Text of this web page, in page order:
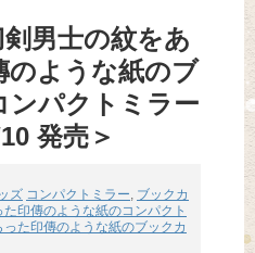
剣男士の紋をあ
ような紙のブ
ンパクトミラー
発売＞
ズ コンパクトミラー, ブックカ
印傳のような紙のコンパクト
た印傳のような紙のブックカ